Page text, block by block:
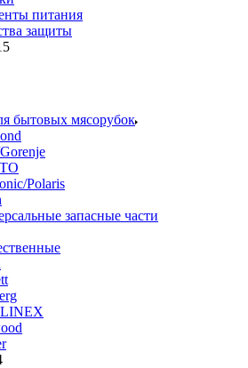
питания
защиты
бытовых мясорубок
Polaris
запасные части